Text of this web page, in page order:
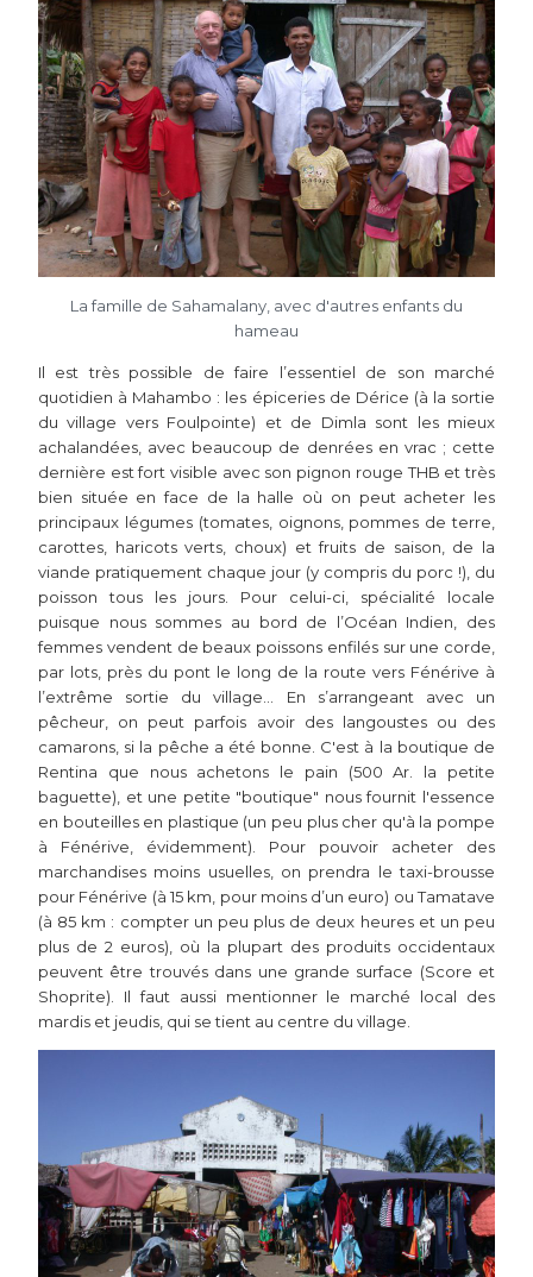
La famille de Sahamalany, avec d'autres enfants du
hameau
Il est très possible de faire l’essentiel de son marché
quotidien à Mahambo : les épiceries de Dérice (à la sortie
du village vers Foulpointe) et de Dimla sont les mieux
achalandées, avec beaucoup de denrées en vrac ; cette
dernière est fort visible avec son pignon rouge THB et très
bien située en face de la halle où on peut acheter les
principaux légumes (tomates, oignons, pommes de terre,
carottes, haricots verts, choux) et fruits de saison, de la
viande pratiquement chaque jour (y compris du porc !), du
poisson tous les jours. Pour celui-ci, spécialité locale
puisque nous sommes au bord de l’Océan Indien, des
femmes vendent de beaux poissons enfilés sur une corde,
par lots, près du pont le long de la route vers Fénérive à
l’extrême sortie du village… En s’arrangeant avec un
pêcheur, on peut parfois avoir des langoustes ou des
camarons, si la pêche a été bonne. C'est à la boutique de
Rentina que nous achetons le pain (500 Ar. la petite
baguette), et une petite "boutique" nous fournit l'essence
en bouteilles en plastique (un peu plus cher qu'à la pompe
à Fénérive, évidemment). Pour pouvoir acheter des
marchandises moins usuelles, on prendra le taxi-brousse
pour Fénérive (à 15 km, pour moins d’un euro) ou Tamatave
(à 85 km : compter un peu plus de deux heures et un peu
plus de 2 euros), où la plupart des produits occidentaux
peuvent être trouvés dans une grande surface (Score et
Shoprite). Il faut aussi mentionner le marché local des
mardis et jeudis, qui se tient au centre du village.